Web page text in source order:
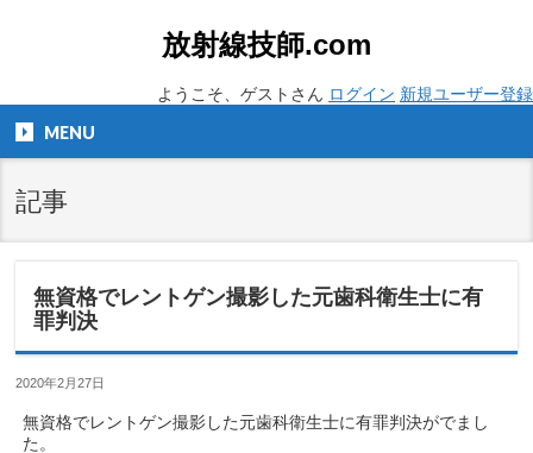
放射線技師.com
ようこそ、ゲストさん ログイン 新規ユーザー登録
MENU
記事
無資格でレントゲン撮影した元歯科衛生士に有
罪判決
2020年2月27日
無資格でレントゲン撮影した元歯科衛生士に有罪判決がでまし
た。